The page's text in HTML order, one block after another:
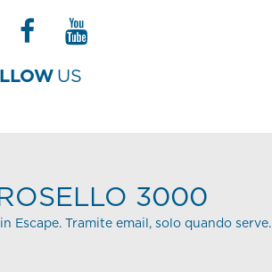
US
3000
Tramite email, solo quando serve.